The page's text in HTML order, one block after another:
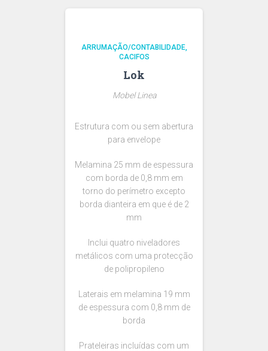
ARRUMAÇÃO/CONTABILIDADE
CACIFOS
Lok
Mobel Linea
Estrutura com ou sem abertura
para envelope
Melamina 25 mm de espessura
com borda de 0,8 mm em
torno do perímetro excepto
borda dianteira em que é de 2
mm
Inclui quatro niveladores
metálicos com uma protecção
de polipropileno
Laterais em melamina 19 mm
de espessura com 0,8 mm de
borda
Prateleiras incluídas com um